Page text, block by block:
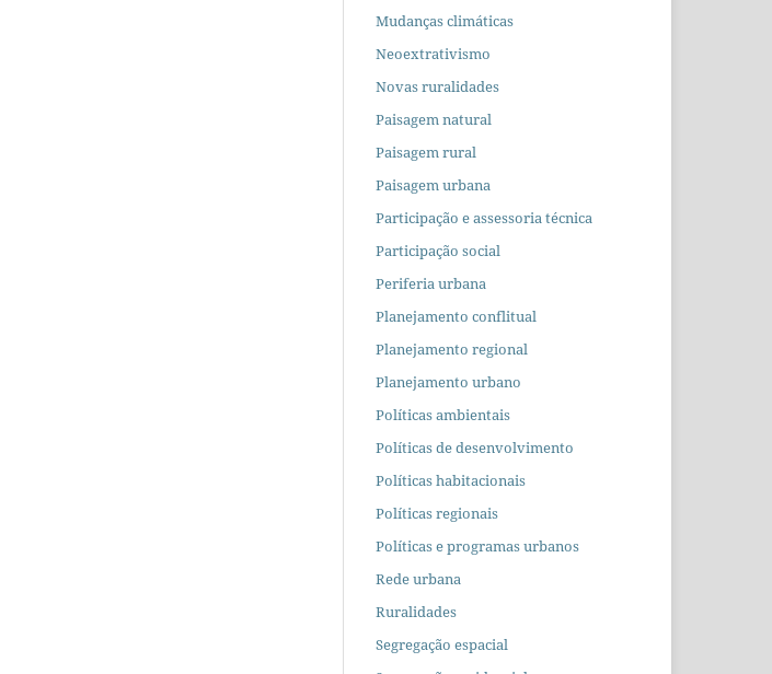
Mudanças climáticas
Neoextrativismo
Novas ruralidades
Paisagem natural
Paisagem rural
Paisagem urbana
Participação e assessoria técnica
Participação social
Periferia urbana
Planejamento conflitual
Planejamento regional
Planejamento urbano
Políticas ambientais
Políticas de desenvolvimento
Políticas habitacionais
Políticas regionais
Políticas e programas urbanos
Rede urbana
Ruralidades
Segregação espacial